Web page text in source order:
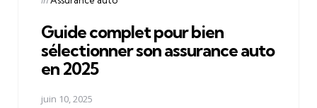
Guide complet pour bien
sélectionner son assurance auto
en 2025
juin 10, 2025